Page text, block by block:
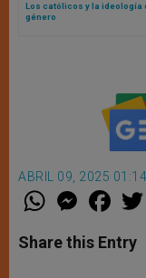
Los católicos y la ideología
género
ABRIL 09, 2025 01:14
W
t
s
M
e
s
e
F
a
e
b
Share this Entry